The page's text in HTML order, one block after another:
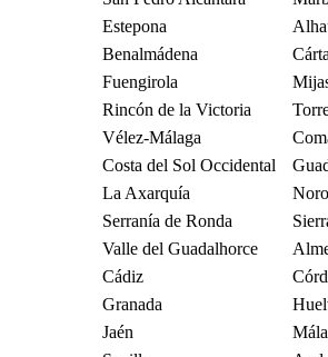
Estepona
Benalmádena
Fuengirola
Rincón de la Victoria
Vélez-Málaga
Costa del Sol Occidental
La Axarquía
Serranía de Ronda
Valle del Guadalhorce
Cádiz
Granada
Jaén